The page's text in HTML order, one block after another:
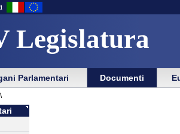
Legislatura
Parlamentari Documenti
\